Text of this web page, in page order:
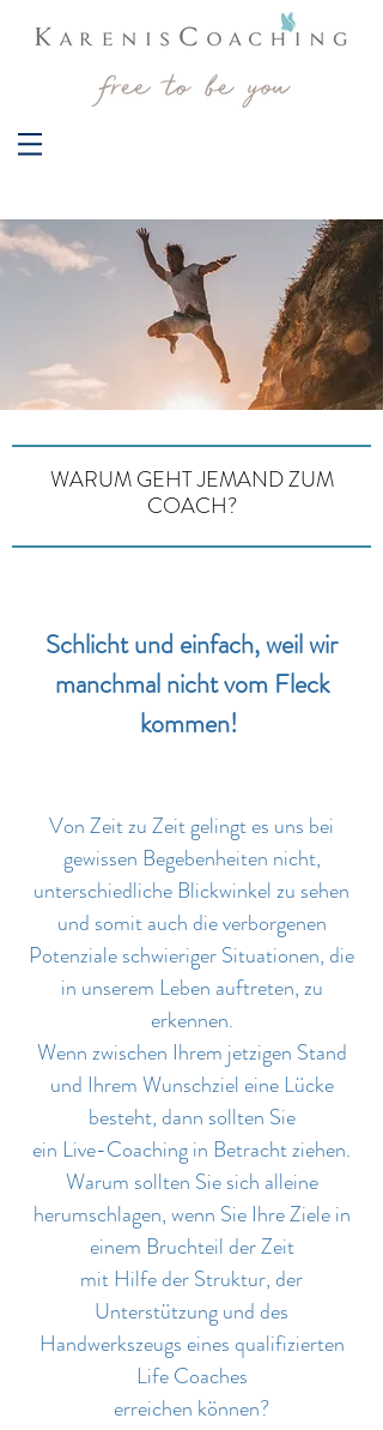
WARUM GEHT JEMAND ZUM
COACH?
Schlicht und einfach, weil wir
manchmal nicht vom Fleck
kommen!
Von Zeit zu Zeit gelingt es uns bei
gewissen Begebenheiten nicht,
unterschiedliche Blickwinkel zu sehen
und somit auch die verborgenen
Potenziale schwieriger Situationen, die
in unserem Leben auftreten, zu
erkennen.
Wenn zwischen Ihrem jetzigen Stand
und Ihrem Wunschziel eine Lücke
besteht, dann sollten Sie
ein Live-Coaching in Betracht ziehen.
Warum sollten Sie sich alleine
herumschlagen, wenn Sie Ihre Ziele in
einem Bruchteil der Zeit
mit Hilfe der Struktur, der
Unterstützung und des
Handwerkszeugs eines qualifizierten
Life Coaches
erreichen können?